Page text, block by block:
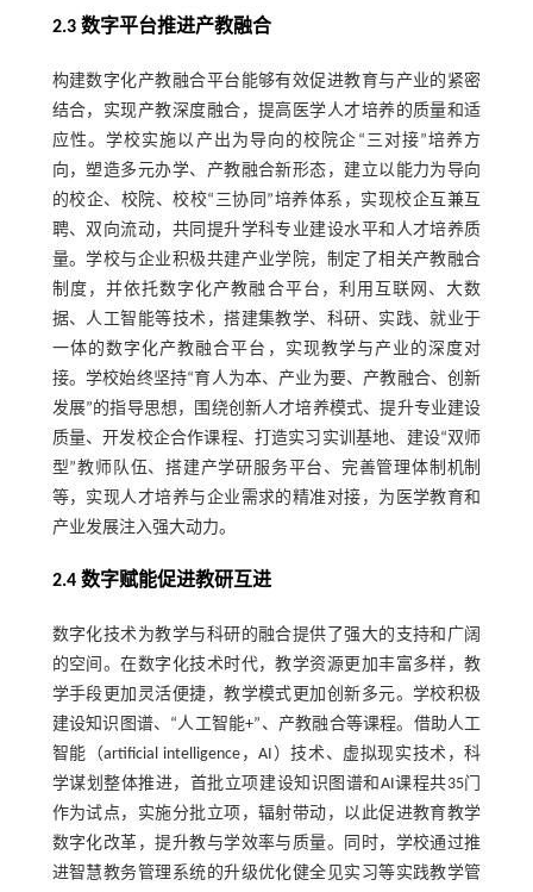
2.3 数字平台推进产教融合
构建数字化产教融合平台能够有效促进教育与产业的紧密
结合，实现产教深度融合，提高医学人才培养的质量和适
应性。学校实施以产出为导向的校院企“三对接”培养方
向，塑造多元办学、产教融合新形态，建立以能力为导向
的校企、校院、校校“三协同”培养体系，实现校企互兼互
聘、双向流动，共同提升学科专业建设水平和人才培养质
量。学校与企业积极共建产业学院，制定了相关产教融合
制度，并依托数字化产教融合平台，利用互联网、大数
据、人工智能等技术，搭建集教学、科研、实践、就业于
一体的数字化产教融合平台，实现教学与产业的深度对
接。学校始终坚持“育人为本、产业为要、产教融合、创新
发展”的指导思想，围绕创新人才培养模式、提升专业建设
质量、开发校企合作课程、打造实习实训基地、建设“双师
型”教师队伍、搭建产学研服务平台、完善管理体制机制
等，实现人才培养与企业需求的精准对接，为医学教育和
产业发展注入强大动力。
2.4 数字赋能促进教研互进
数字化技术为教学与科研的融合提供了强大的支持和广阔
的空间。在数字化技术时代，教学资源更加丰富多样，教
学手段更加灵活便捷，教学模式更加创新多元。学校积极
建设知识图谱、“人工智能+”、产教融合等课程。借助人工
智能（artificial intelligence，AI）技术、虚拟现实技术，科
学谋划整体推进，首批立项建设知识图谱和AI课程共35门
作为试点，实施分批立项，辐射带动，以此促进教育教学
数字化改革，提升教与学效率与质量。同时，学校通过推
进智慧教务管理系统的升级优化健全见实习等实践教学管